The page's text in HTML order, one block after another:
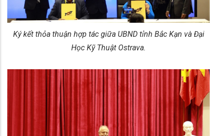
Ký kết thỏa thuận hợp tác giữa UBND tỉnh Bắc Kạn và Đại
Học Kỹ Thuật Ostrava.